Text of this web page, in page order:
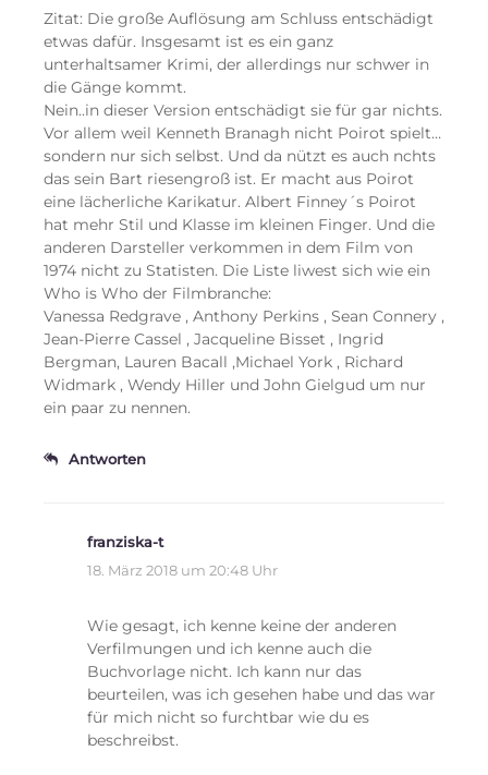
Zitat: Die große Auflösung am Schluss entschädigt
etwas dafür. Insgesamt ist es ein ganz
unterhaltsamer Krimi, der allerdings nur schwer in
die Gänge kommt.
Nein..in dieser Version entschädigt sie für gar nichts.
Vor allem weil Kenneth Branagh nicht Poirot spielt…
sondern nur sich selbst. Und da nützt es auch nchts
das sein Bart riesengroß ist. Er macht aus Poirot
eine lächerliche Karikatur. Albert Finney´s Poirot
hat mehr Stil und Klasse im kleinen Finger. Und die
anderen Darsteller verkommen in dem Film von
1974 nicht zu Statisten. Die Liste liwest sich wie ein
Who is Who der Filmbranche:
Vanessa Redgrave , Anthony Perkins , Sean Connery ,
Jean-Pierre Cassel , Jacqueline Bisset , Ingrid
Bergman, Lauren Bacall ,Michael York , Richard
Widmark , Wendy Hiller und John Gielgud um nur
ein paar zu nennen.
Antworten
franziska-t
18. März 2018 um 20:48 Uhr
Wie gesagt, ich kenne keine der anderen
Verfilmungen und ich kenne auch die
Buchvorlage nicht. Ich kann nur das
beurteilen, was ich gesehen habe und das war
für mich nicht so furchtbar wie du es
beschreibst.